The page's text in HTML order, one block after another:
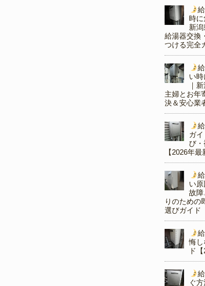
時に
新
給湯器交換
つける完全
い
｜
主婦とお年
決＆安心業
ガ
び・
【2026年最
い
故
りのための
選びガイド
悔し
ド
ぐ